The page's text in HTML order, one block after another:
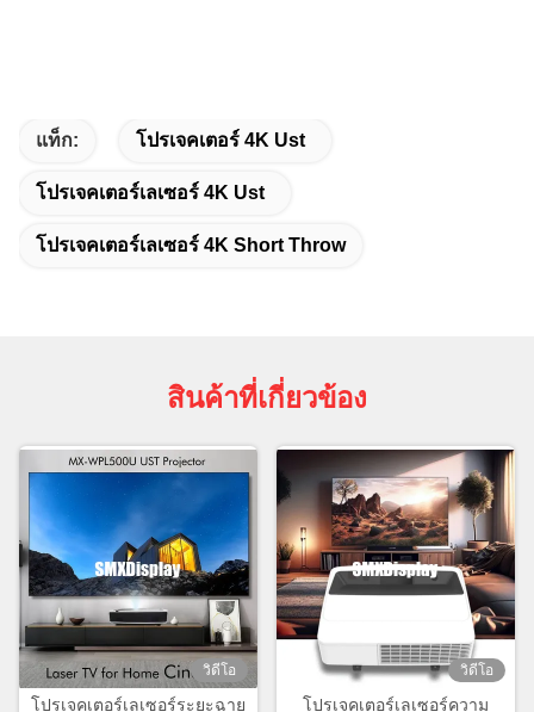
แท็ก: โปรเจคเตอร์ 4K Ust
โปรเจคเตอร์เลเซอร์ 4K Ust
โปรเจคเตอร์เลเซอร์ 4K Short Throw
สินค้าที่เกี่ยวข้อง
วิดีโอ
โปรเจคเตอร์เลเซอร์ระยะฉาย
วิดีโอ
โปรเจคเตอร์เลเซอร์ความ